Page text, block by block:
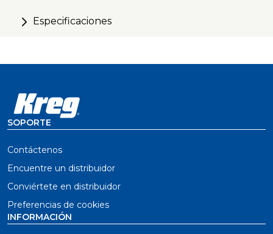
Especificaciones
SOPORTE
Contáctenos
Encuentre un distribuidor
Conviértete en distribuidor
Preferencias de cookies
INFORMACIÓN